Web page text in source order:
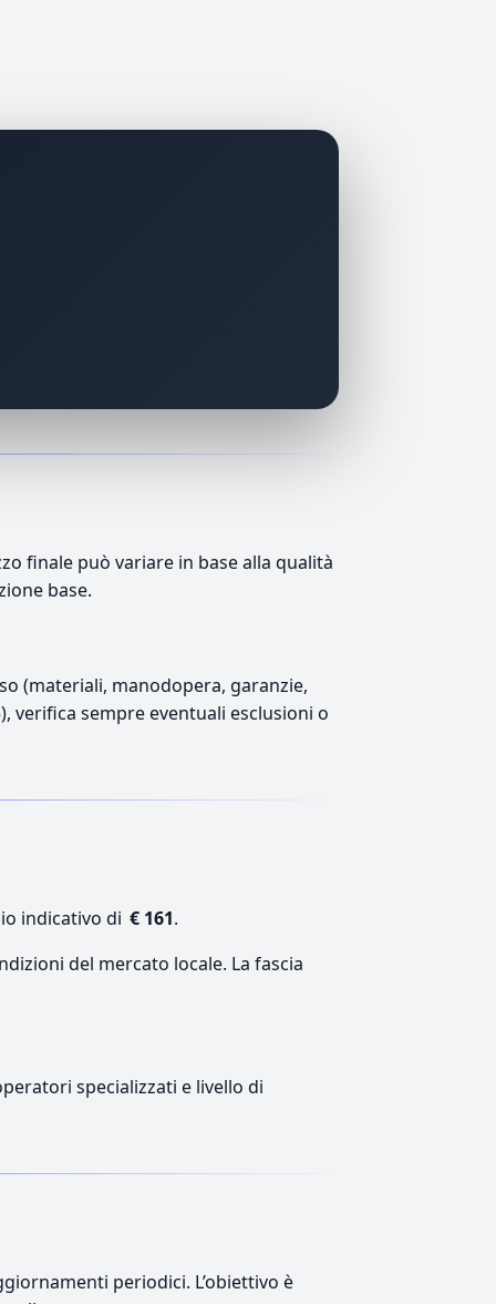
finale può variare in base alla qualità
base.
(materiali, manodopera, garanzie,
verifica sempre eventuali esclusioni o
indicativo di € 161.
del mercato locale. La fascia
specializzati e livello di
periodici. L’obiettivo è